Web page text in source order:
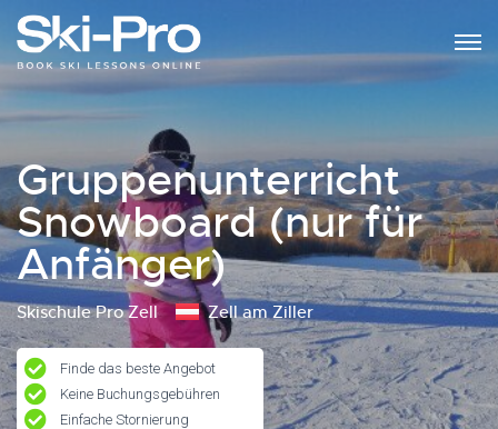
Gruppenunterricht
Snowboard (nur für
Anfänger)
Skischule Pro Zell Zell am Ziller
Finde das beste Angebot
Keine Buchungsgebühren
Einfache Stornierung